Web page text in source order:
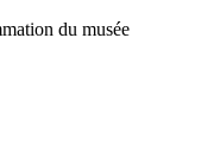
du musée